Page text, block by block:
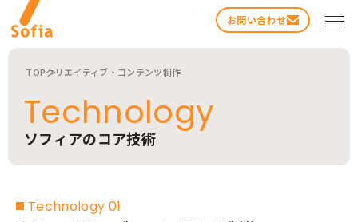
お問い合わせ
する
TOPクリエイティブ・コンテンツ制作
Technology
ソフィアのコア技術
Technology 01